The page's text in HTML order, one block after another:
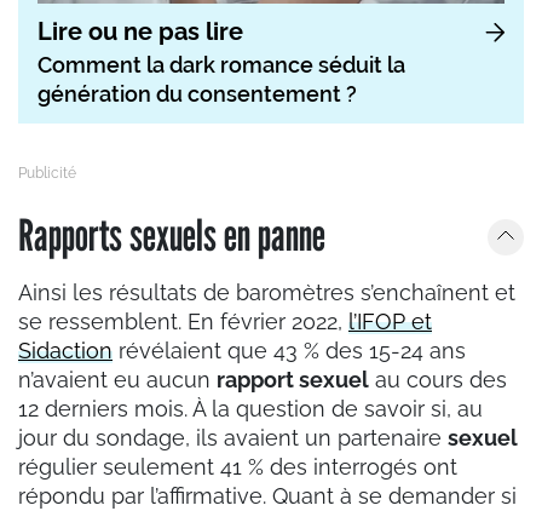
Lire ou ne pas lire
Comment la dark romance séduit la
génération du consentement ?
Rapports sexuels en panne
Ainsi les résultats de baromètres s’enchaînent et
se ressemblent. En février 2022, l’IFOP et
Sidaction révélaient que 43 % des 15-24 ans
n’avaient eu aucun rapport sexuel au cours des
12 derniers mois. À la question de savoir si, au
jour du sondage, ils avaient un partenaire sexuel
régulier seulement 41 % des interrogés ont
répondu par l’affirmative. Quant à se demander si